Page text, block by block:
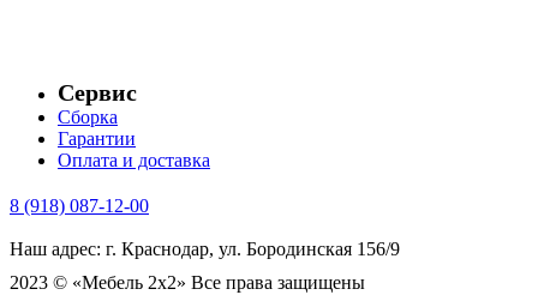
Сервис
Сборка
Гарантии
Оплата и доставка
8 (918) 087-12-00
Наш адрес: г. Краснодар, ул. Бородинская 156/9
2023 © «Мебель 2x2» Все права защищены